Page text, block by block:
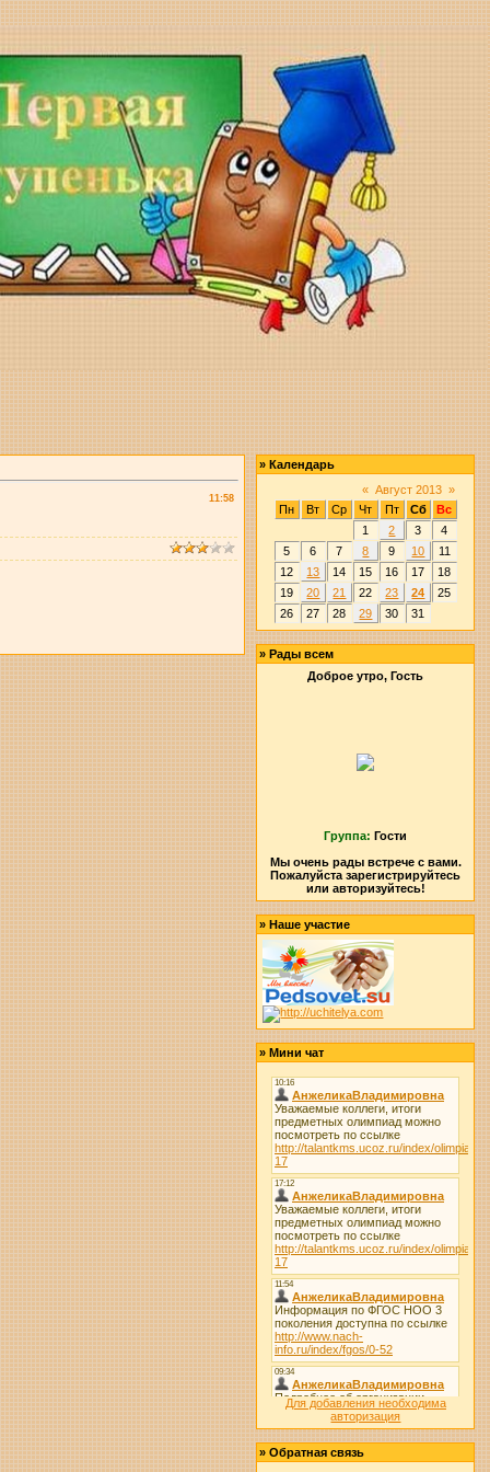
11:58
»Календарь
« Август 2013 »
Пн
Вт Ср Чт Пт Сб
Вс
1
2 3
4
5
6 7 8 9 10
11
12
13 14 15 16 17
18
19
20 21 22 23 24
25
26
27 28 29 30 31
»Рады всем
Доброе утро, Гость
Группа: Гости
Мы очень рады встрече с вами.
Пожалуйста зарегистрируйтесь
или авторизуйтесь!
»Наше участие
»Мини чат
Для добавления необходима
авторизация
»Обратная связь